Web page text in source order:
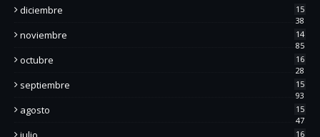
diciembre
15
38
noviembre
14
85
octubre
16
28
septiembre
15
93
agosto
15
47
16